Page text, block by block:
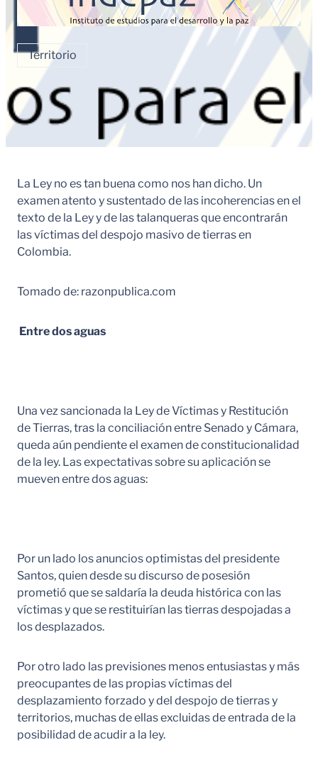
Territorio
La Ley no es tan buena como nos han dicho. Un
examen atento y sustentado de las incoherencias en el
texto de la Ley y de las talanqueras que encontrarán
las víctimas del despojo masivo de tierras en
Colombia.
Tomado de: razonpublica.com
Entre dos aguas
Una vez sancionada la Ley de Víctimas y Restitución
de Tierras, tras la conciliación entre Senado y Cámara,
queda aún pendiente el examen de constitucionalidad
de la ley. Las expectativas sobre su aplicación se
mueven entre dos aguas:
Por un lado los anuncios optimistas del presidente
Santos, quien desde su discurso de posesión
prometió que se saldaría la deuda histórica con las
víctimas y que se restituirían las tierras despojadas a
los desplazados.
Por otro lado las previsiones menos entusiastas y más
preocupantes de las propias víctimas del
desplazamiento forzado y del despojo de tierras y
territorios, muchas de ellas excluidas de entrada de la
posibilidad de acudir a la ley.